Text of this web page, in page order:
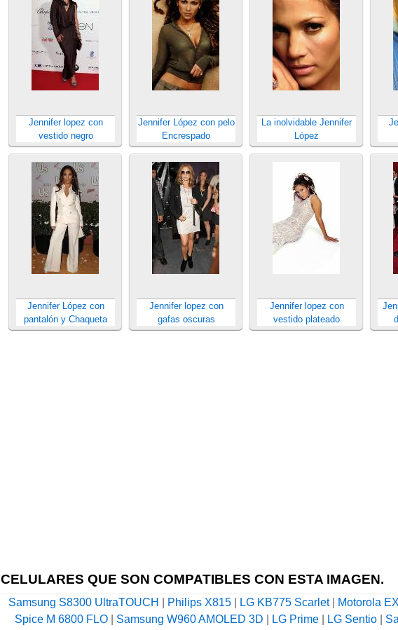
Jennifer lopez con
vestido negro
Jennifer López con pelo
Encrespado
La inolvidable Jennifer
López
Jennifer López con
pantalón y Chaqueta
Jennifer lopez con
gafas oscuras
Jennifer lopez con
vestido plateado
CELULARES QUE SON COMPATIBLES CON ESTA IMAGEN.
Samsung S8300 UltraTOUCH Philips X815| LG KB775 Scarlet| Motorola
Spice M 6800 FLO
Samsung W960 AMOLED 3D LG Prime LG Sentio